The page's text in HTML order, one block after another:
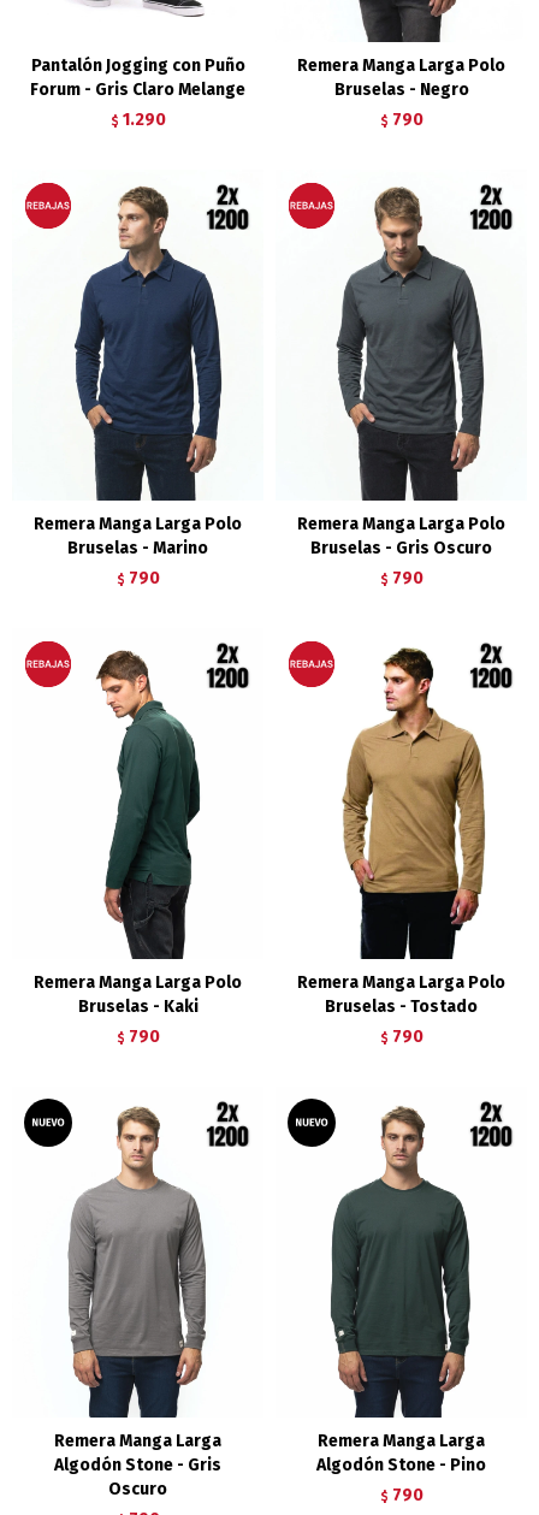
Pantalón Jogging con Puño
Forum - Gris Claro Melange
$ 1.290
Remera Manga Larga Polo
Bruselas - Negro
$ 790
Remera Manga Larga Polo
Bruselas - Marino
$ 790
Remera Manga Larga Polo
Bruselas - Gris Oscuro
$ 790
Remera Manga Larga Polo
Bruselas - Kaki
$ 790
Remera Manga Larga Polo
Bruselas - Tostado
$ 790
Remera Manga Larga
Algodón Stone - Gris
Oscuro
Remera Manga Larga
Algodón Stone - Pino
$ 790